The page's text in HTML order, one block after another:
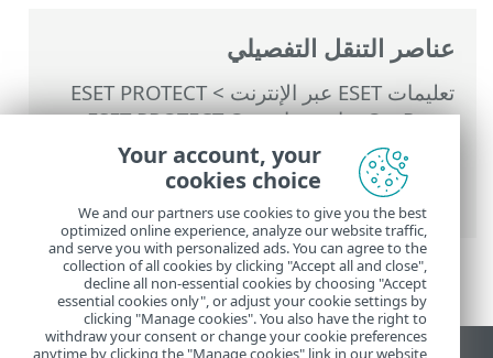
عناصر التنقل التفصيلي
تعليمات ESET عبر الإنترنت >
ESET PROTECT
On-Prem
>
استخدام ‎ESET PROTECT On-
>
القائمة الرئيسية ESET PROTECT On-
Prem
>المهام >مهام العميل> عزل جهاز
الكمبيوتر عن الشبكة
Your account, your
cookies choice
We and our partners use cookies to give you the best
optimized online experience, analyze our website traffic,
and serve you with personalized ads. You can agree to the
collection of all cookies by clicking "Accept all and close",
decline all non-essential cookies by choosing "Accept
essential cookies only", or adjust your cookie settings by
clicking "Manage cookies". You also have the right to
withdraw your consent or change your cookie preferences
anytime by clicking the "Manage cookies" link in our website